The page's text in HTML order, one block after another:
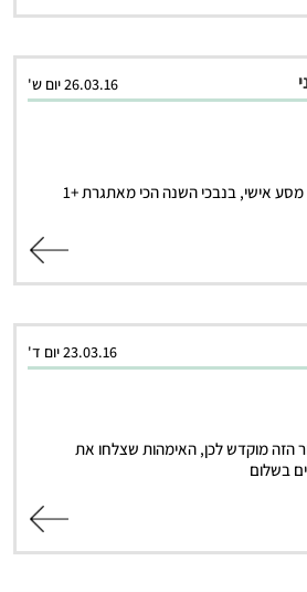
26.03.16 יום ש'
מסע אישי, בנבכי השנה הכי מאתגרת +1
23.03.16 יום ד'
הזה מוקדש לכן, האימהות שצלחו את
בשלום